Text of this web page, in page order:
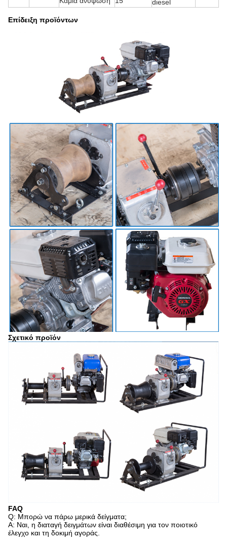
diesel
Επίδειξη προϊόντων
Σχετικό προϊόν
FAQ
Q: Μπορώ να πάρω μερικά δείγματα;
Α: Ναι, η διαταγή δειγμάτων είναι διαθέσιμη για τον ποιοτικό
έλεγχο και τη δοκιμή αγοράς.